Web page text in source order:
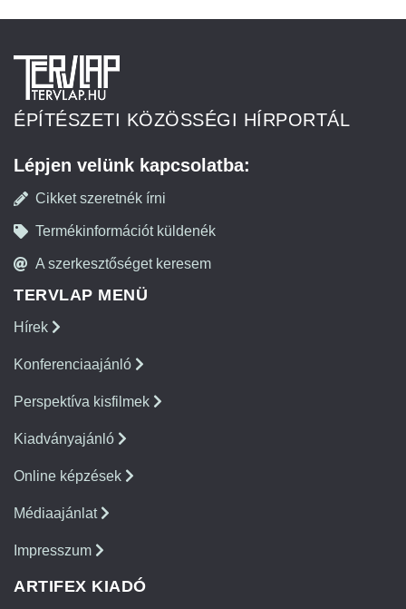
ÉPÍTÉSZETI KÖZÖSSÉGI HÍRPORTÁL
Lépjen velünk kapcsolatba:
Cikket szeretnék írni
Termékinformációt küldenék
A szerkesztőséget keresem
TERVLAP MENÜ
Hírek
Konferenciaajánló
Perspektíva kisfilmek
Kiadványajánló
Online képzések
Médiaajánlat
Impresszum
ARTIFEX KIADÓ